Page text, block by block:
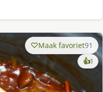
Maak favoriet91
👍1